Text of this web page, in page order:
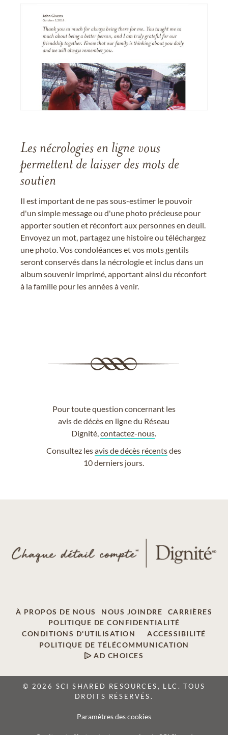
Les nécrologies en ligne vous
permettent de laisser des mots de
soutien
Il est important de ne pas sous-estimer le pouvoir
d'un simple message ou d'une photo précieuse pour
apporter soutien et réconfort aux personnes en deuil.
Envoyez un mot, partagez une histoire ou téléchargez
une photo. Vos condoléances et vos mots gentils
seront conservés dans la nécrologie et inclus dans un
album souvenir imprimé, apportant ainsi du réconfort
à la famille pour les années à venir.
Pour toute question concernant les
avis de décès en ligne du Réseau
Dignité,contactez-nous
Consultez lesavis de décès récentsdes
10 derniers jours.
À PROPOS DE NOUS NOUS JOINDRE
CARRIÈRES
POLITIQUE DE CONFIDENTIALITÉ
CONDITIONS D'UTILISATION
ACCESSIBILITÉ
POLITIQUE DE TÉLÉCOMMUNICATION
AD CHOICES
© 2026 SCI SHARED RESOURCES, LLC. TOUS
DROITS RÉSERVÉS.
Paramètres des cookies